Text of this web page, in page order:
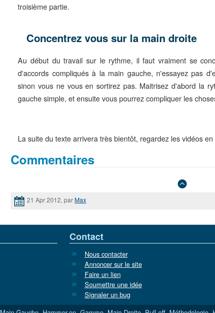
troisième partie.
Concentrez vous sur la main droite
Au début du travail sur le rythme, il faut vraiment se
d'accords compliqués à la main gauche, n'essayez pas
sinon vous ne vous en sortirez pas. Maitrisez d'abord la
gauche simple, et ensuite vous pourrez compliquer les
La suite du texte arrivera très bientôt, regardez les vidéos
Commentaires
21 Apr 2012, parMax
Contact
Nous contacter
Annoncer sur le site
Faire un lien
Soumettre une idée
Signaler un bug